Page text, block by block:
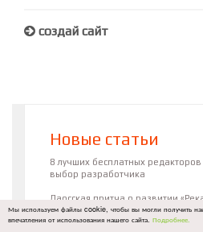
Мы используем файлы cookie, чтобы вы могли получить
впечатления от использования нашего сайта. Подробнее.
создай сайт
Новые статьи
8 лучших бесплатных
выбор разработчика
Даосская притча о развитии
Создавать сайты на WordPress и